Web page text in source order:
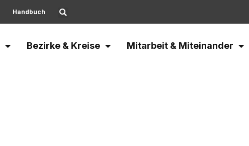
Handbuch
Bezirke & Kreise Mitarbeit & Miteinander